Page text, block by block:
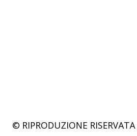
© RIPRODUZIONE RISERVATA